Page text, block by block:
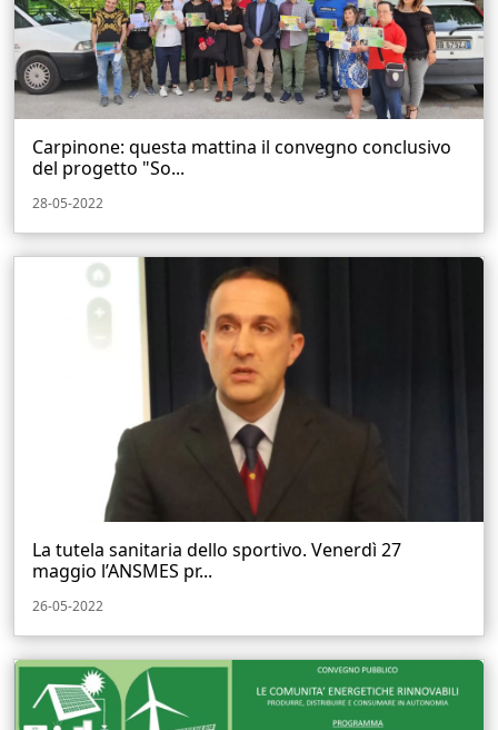
Carpinone: questa mattina il convegno conclusivo
del progetto "So...
28-05-2022
La tutela sanitaria dello sportivo. Venerdì 27
maggio l’ANSMES pr...
26-05-2022